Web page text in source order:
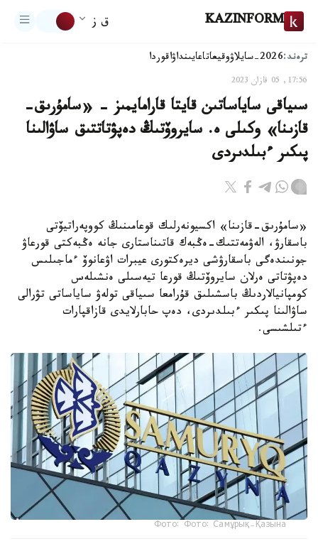
KAZINFORM ق ز
ترەند:2026-سايلاۋ وقيعاتاعايىنداۋاقوردا
17:56, 05 قازان 2023
سىياقى ساياساتىن قايتا قارامايمىز - «سامۇرىق-
قازىنا» وكىلى ە. سايروۆتىڭ دەپۋتاتتىق ساۋالىنا
پىكىر ءبىلدىردى
«سامۇرىق-قازىنا» اكسيونەرلىك قوعامىنىڭ كووپەراتيۆتى
باسقارۋ، الەۋمەتتىك-ەڭبەك قاتىناستارى جانە ەڭبەكتى قورعاۋ
جونىندەگى باسقارۋشى ديرەكتورى عيبرات اۋعانوۆ ءماجىلىس
دەپۋتاتى ەرلان سايروۆتىڭ قورعا تيەسىلى ەنشىلەس
كومپانيالاردىڭ باسشىلىق قۇرامعا سىياقى تولەۋ ساياساتى تۋرالى
ساۋالىنا پىكىر ءبىلدىردى، دەپ حابارلايدى قازاقپارات
ءتىلشىسى.
Фото: Фото: Самұрық-Қазына